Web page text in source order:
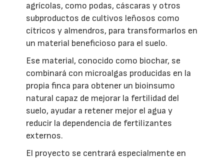
agrícolas, como podas, cáscaras y otros
subproductos de cultivos leñosos como
cítricos y almendros, para transformarlos en
un material beneficioso para el suelo.
Ese material, conocido como biochar, se
combinará con microalgas producidas en la
propia finca para obtener un bioinsumo
natural capaz de mejorar la fertilidad del
suelo, ayudar a retener mejor el agua y
reducir la dependencia de fertilizantes
externos.
El proyecto se centrará especialmente en